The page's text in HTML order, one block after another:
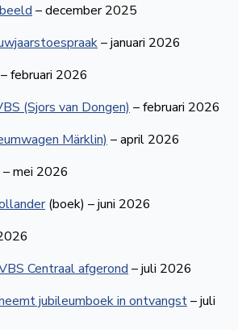
– december 2025
– januari 2026
– februari 2026
(Sjors van Dongen) – februari 2026
Märklin) – april 2026
– mei 2026
(boek) – juni 2026
Centraal afgerond – juli 2026
jubileum­boek in ontvangst– juli